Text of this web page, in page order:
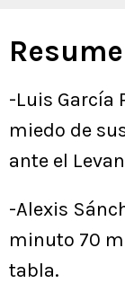
-Luis García
miedo de
ante el
-Alexis
minuto 70
tabla.